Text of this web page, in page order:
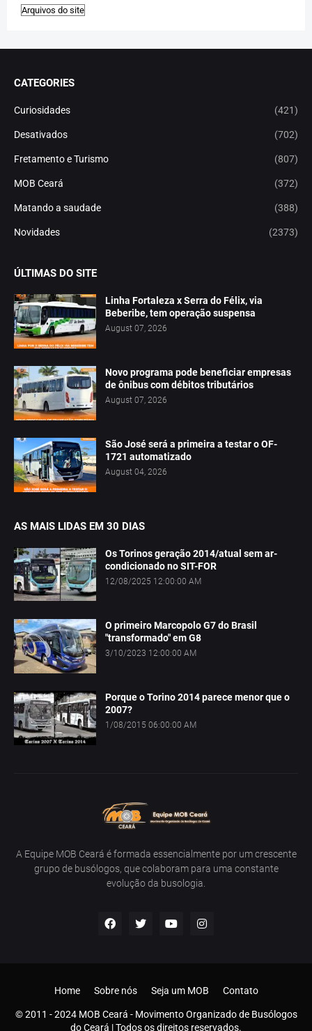
CATEGORIES
Curiosidades (421)
Desativados (702)
Fretamento e Turismo (807)
MOB Ceará (372)
Matando a saudade (388)
Novidades (2373)
ÚLTIMAS DO SITE
Linha Fortaleza x Serra do Félix, via
Beberibe, tem operação suspensa
August 07, 2026
Novo programa pode beneficiar empresas
de ônibus com débitos tributários
August 07, 2026
São José será a primeira a testar o OF-
1721 automatizado
August 04, 2026
AS MAIS LIDAS EM 30 DIAS
Os Torinos geração 2014/atual sem ar-
condicionado no SIT-FOR
12/08/2025 12:00:00 AM
O primeiro Marcopolo G7 do Brasil
"transformado" em G8
3/10/2023 12:00:00 AM
Porque o Torino 2014 parece menor que o
2007?
1/08/2015 06:00:00 AM
A Equipe MOB Ceará é formada essencialmente por um crescente
grupo de busólogos, que colaboram para uma constante
evolução da busologia.
© 2011 - 2024 MOB Ceará - Movimento Organizado de Busólogos
do Ceará | Todos os direitos reservados.
Home Sobre nós Seja um MOB Contato